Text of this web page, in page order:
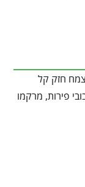
חזק קל
פירות, מרקמו